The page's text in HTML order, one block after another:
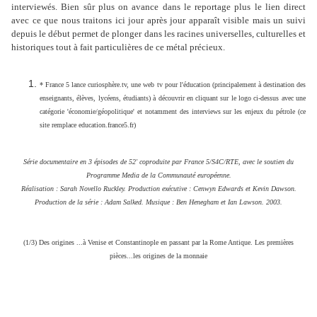
interviewés. Bien sûr plus on avance dans le reportage plus le lien direct
avec ce que nous traitons ici jour après jour apparaît visible mais un suivi
depuis le début permet de plonger dans les racines universelles, culturelles et
historiques tout à fait particulières de ce métal précieux.
* France 5 lance curiosphère.tv, une web tv pour l'éducation (principalement à destination des
enseignants, élèves, lycéens, étudiants) à découvrir en cliquant sur le logo ci-dessus avec une
catégorie 'économie/géopolitique' et notamment des interviews sur les enjeux du pétrole (ce
site remplace education.france5.fr)
Série documentaire en 3 épisodes de 52' coproduite par France 5/S4C/RTE, avec le soutien du
Programme Media de la Communauté européenne.
Réalisation : Sarah Novello Ruckley. Production exécutive : Cenwyn Edwards et Kevin Dawson.
Production de la série : Adam Salked. Musique : Ben Henegham et Ian Lawson. 2003.
(1/3) Des origines ...à Venise et Constantinople en passant par la Rome Antique. Les premières
pièces...les origines de la monnaie